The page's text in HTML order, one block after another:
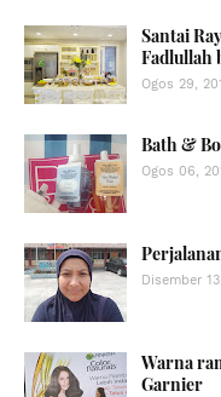
Santai
Fadlullah
Ogos 29,
Bath &
Ogos 06,
Disember
Warna
Garnier